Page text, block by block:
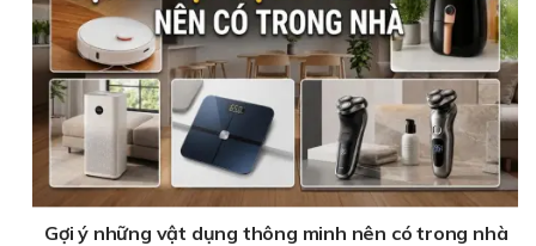
Gợi ý những vật dụng thông minh nên có trong nhà